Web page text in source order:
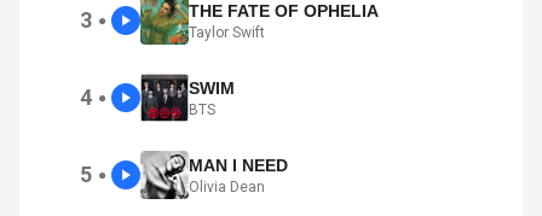
3 ● THE FATE OF OPHELIA
Taylor Swift
4 ● SWIM
BTS
5 ● MAN I NEED
Olivia Dean